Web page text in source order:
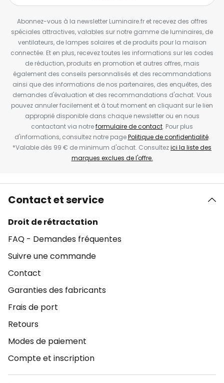
Abonnez-vous à la newsletter Luminaire.fr et recevez des offres
spéciales attractives, valables sur notre gamme de luminaires, de
ventilateurs, de lampes solaires et de produits pour la maison
connectée. Et en plus, recevez toutes les informations sur les codes
de réduction, produits en promotion et autres offres, mais
également des conseils personnalisés et des recommandations
ainsi que des informations de nos partenaires, des enquêtes, des
demandes d'évaluation et des recommandations d'achat. Vous
pouvez annuler facilement et à tout moment en cliquant sur le lien
approprié disponible dans chaque newsletter ou en nous
contactant via notreformulaire de contact. Pour plus
d'informations, consultez notre pagePolitique de confidentialité.
*Valable dès 99 € de minimum d'achat. Consultezici la liste des
marques exclues de l'offre.
Contact et service
Droit de rétractation
FAQ - Demandes fréquentes
Suivre une commande
Contact
Garanties des fabricants
Frais de port
Retours
Modes de paiement
Compte et inscription